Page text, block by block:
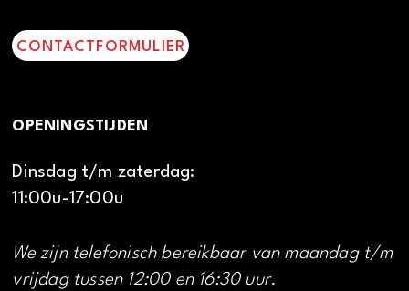
CONTACTFORMULIER
OPENINGSTIJDEN
Dinsdag t/m zaterdag:
11:00u-17:00u
We zijn telefonisch bereikbaar van maandag t/m
vrijdag tussen 12:00 en 16:30 uur.